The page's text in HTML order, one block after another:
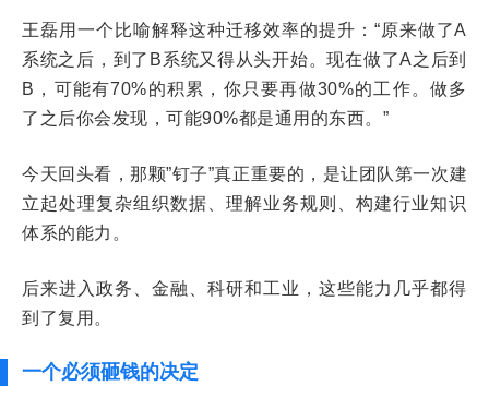
王磊用一个比喻解释这种迁移效率的提升：“原来做了A
系统之后，到了B系统又得从头开始。现在做了A之后到
B，可能有70%的积累，你只要再做30%的工作。做多
了之后你会发现，可能90%都是通用的东西。”
今天回头看，那颗”钉子”真正重要的，是让团队第一次建
立起处理复杂组织数据、理解业务规则、构建行业知识
体系的能力。
后来进入政务、金融、科研和工业，这些能力几乎都得
到了复用。
一个必须砸钱的决定